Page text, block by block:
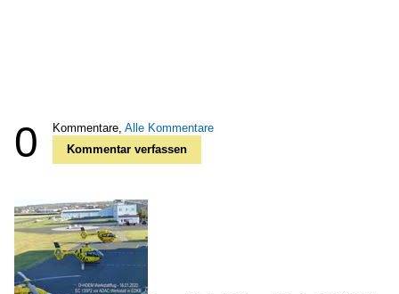
0 Kommentare, Alle Kommentare
Kommentar verfassen